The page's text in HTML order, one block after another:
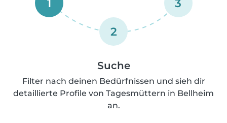
1
2
3
Suche
Filter nach deinen Bedürfnissen und sieh dir
detaillierte Profile von Tagesmüttern in Bellheim
an.